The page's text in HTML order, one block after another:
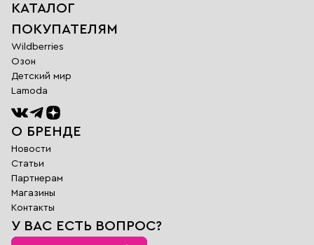
КАТАЛОГ
ПОКУПАТЕЛЯМ
Wildberries
Озон
Детский мир
Lamoda
О БРЕНДЕ
Новости
Статьи
Партнерам
Магазины
Контакты
У ВАС ЕСТЬ ВОПРОС?
Обратная
связь
Заполните поля